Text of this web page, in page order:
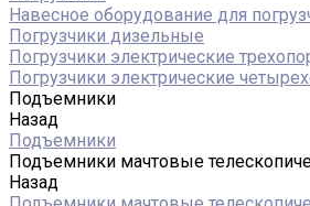
Навесное оборудование для
Погрузчики дизельные
Погрузчики электрические
Погрузчики электрические
Подъемники
Назад
Подъемники
Подъемники мачтовые
Назад